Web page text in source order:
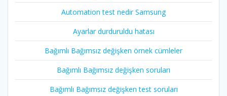
Automation test nedir Samsung
Ayarlar durduruldu hatası
Bağımlı Bağımsız değişken örnek cümleler
Bağımlı Bağımsız değişken soruları
Bağımlı Bağımsız değişken test soruları